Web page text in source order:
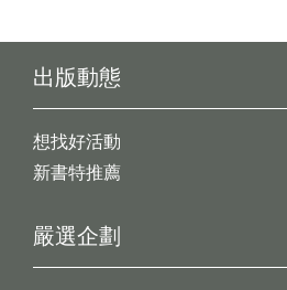
出版動態
想找好活動
新書特推薦
嚴選企劃